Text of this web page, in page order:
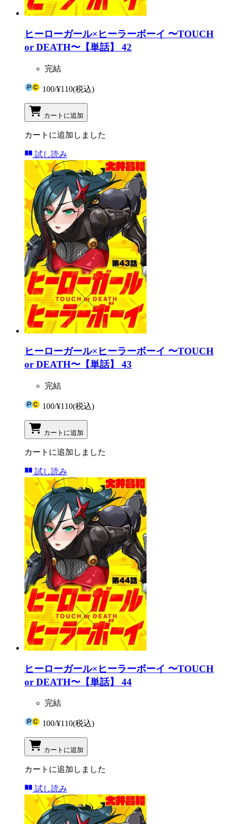
ヒーローガール×ヒーラーボーイ 〜TOUCH
or DEATH〜【単話】 42
完結
100/¥110(税込)
カートに追加
カートに追加しました
試し読み
ヒーローガール×ヒーラーボーイ 〜TOUCH
or DEATH〜【単話】 43
完結
100/¥110(税込)
カートに追加
カートに追加しました
試し読み
ヒーローガール×ヒーラーボーイ 〜TOUCH
or DEATH〜【単話】 44
完結
100/¥110(税込)
カートに追加
カートに追加しました
試し読み